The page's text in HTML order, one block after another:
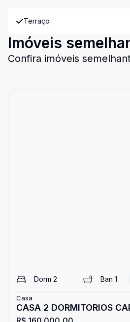
Terraço
Imóveis
Confira imóveis
Dorm 2 Ban 1
Casa
CASA 2 DORMITORIOS